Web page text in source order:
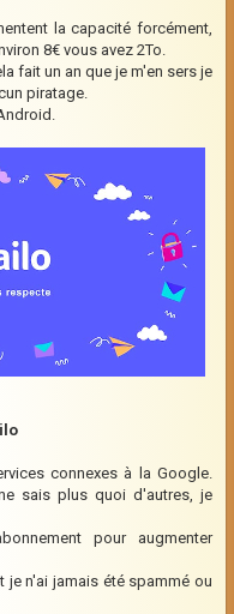
la capacité forcément,
8€ vous avez 2To.
fait un an que je m'en sers je
piratage.
connexes à la Google.
sais plus quoi d'autres, je
pour augmenter
je n'ai jamais été spammé ou